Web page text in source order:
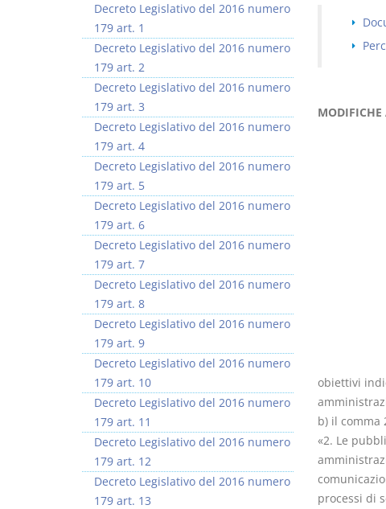
MODIFICHE
obiettivi
b) il comma
«2. Le
processi di
Decreto Legislativo del 2016 numero
179 art. 1
Decreto Legislativo del 2016 numero
179 art. 2
Decreto Legislativo del 2016 numero
179 art. 3
Decreto Legislativo del 2016 numero
179 art. 4
Decreto Legislativo del 2016 numero
179 art. 5
Decreto Legislativo del 2016 numero
179 art. 6
Decreto Legislativo del 2016 numero
179 art. 7
Decreto Legislativo del 2016 numero
179 art. 8
Decreto Legislativo del 2016 numero
179 art. 9
Decreto Legislativo del 2016 numero
179 art. 10
Decreto Legislativo del 2016 numero
179 art. 11
Decreto Legislativo del 2016 numero
179 art. 12
Decreto Legislativo del 2016 numero
179 art. 13